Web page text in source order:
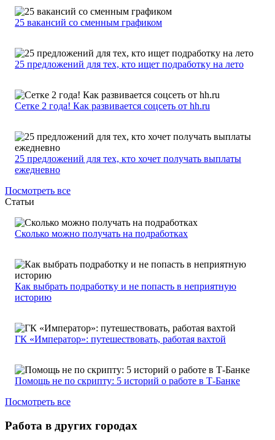
25 вакансий со сменным графиком
25 предложений для тех, кто ищет подработку на лето
Сетке 2 года! Как развивается соцсеть от hh.ru
25 предложений для тех, кто хочет получать выплаты
ежедневно
Посмотреть все
Статьи
Сколько можно получать на подработках
Как выбрать подработку и не попасть в неприятную
историю
ГК «Император»: путешествовать, работая вахтой
Помощь не по скрипту: 5 историй о работе в Т-Банке
Посмотреть все
Работа в других городах